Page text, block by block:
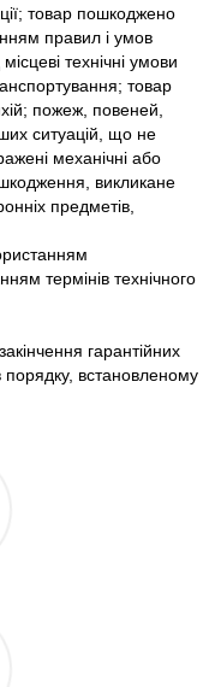
товар пошкоджено
правил і умов
технічні умови
товар
пожеж, повеней,
ситуацій, що не
механічні або
викликане
предметів,
термінів технічного
гарантійних
встановленому